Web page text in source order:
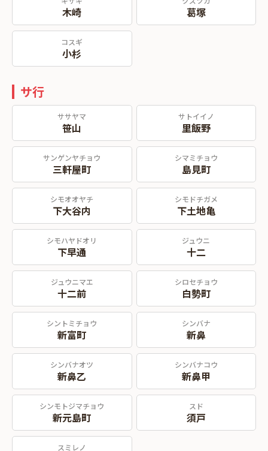
木崎 葛塚
コスギ
小杉
サ行
ササヤマ
笹山
サトイイノ
里飯野
サンゲンヤチョウ
三軒屋町
シマミチョウ
島見町
シモオオヤチ
下大谷内
シモドチガメ
下土地亀
シモハヤドオリ
下早通
ジュウニ
十二
ジュウニマエ
十二前
シロセチョウ
白勢町
シントミチョウ
新富町
シンバナ
新鼻
シンバナオツ
新鼻乙
シンバナコウ
新鼻甲
シンモトジマチョウ
新元島町
スド
須戸
スミレノ